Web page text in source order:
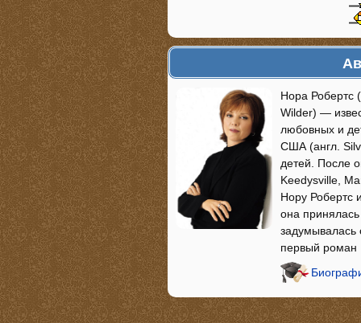
Нора Робертс
Wilder) —
любовных и
США (англ.
детей. После
Keedysville,
Нору Робертс
она
задумывалась
первый